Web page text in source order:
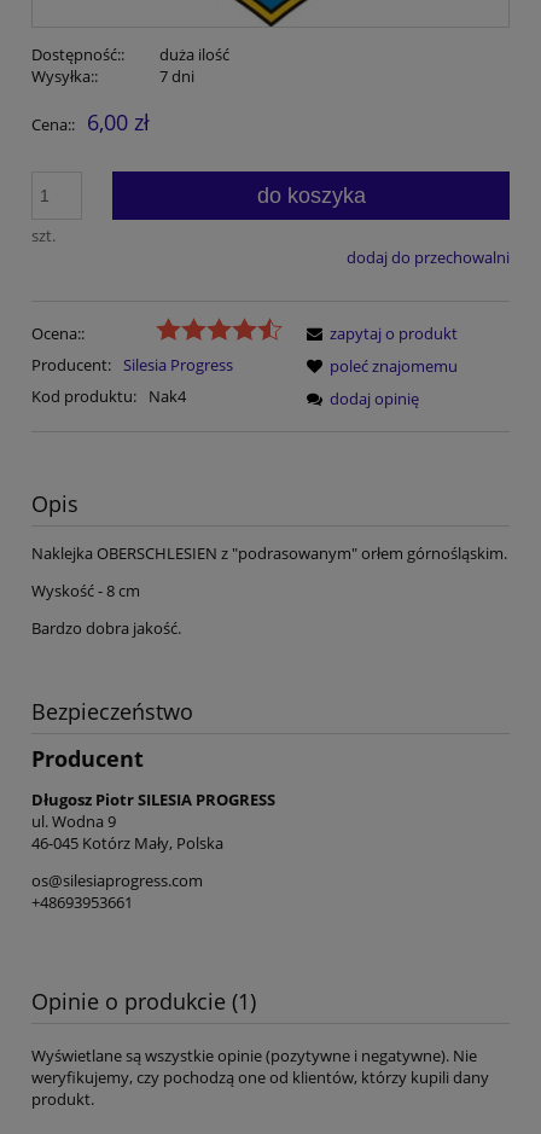
Dostępność::
duża ilość
Wysyłka::
7 dni
Cena:: 6,00 zł
szt.
do koszyka
dodaj do przechowalni
Ocena::
Producent: Silesia Progress
Kod produktu:
Nak4
zapytaj o produkt
poleć znajomemu
dodaj opinię
Opis
Naklejka OBERSCHLESIEN z "podrasowanym" orłem górnośląskim.
Wyskość - 8 cm
Bardzo dobra jakość.
Bezpieczeństwo
Producent
Długosz Piotr SILESIA PROGRESS
ul. Wodna 9
46-045 Kotórz Mały, Polska
os@silesiaprogress.com
+48693953661
Opinie o produkcie (1)
Wyświetlane są wszystkie opinie (pozytywne i negatywne). Nie
weryfikujemy, czy pochodzą one od klientów, którzy kupili dany
produkt.